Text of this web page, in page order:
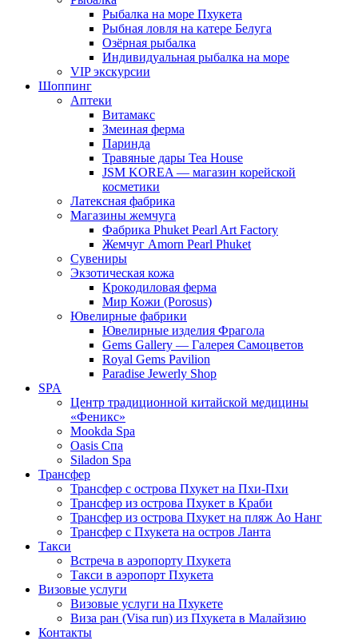
Рыбалка на море Пхукета
Рыбная ловля на катере Белуга
Озёрная рыбалка
Индивидуальная рыбалка на море
VIP экскурсии
Шоппинг
Аптеки
Витамакс
Змеиная ферма
Паринда
Травяные дары Tea House
JSM KOREA — магазин корейской
косметики
Латексная фабрика
Магазины жемчуга
Фабрика Phuket Pearl Art Factory
Жемчуг Amorn Pearl Phuket
Сувениры
Экзотическая кожа
Крокодиловая ферма
Мир Кожи (Porosus)
Ювелирные фабрики
Ювелирные изделия Фрагола
Gems Gallery — Галерея Самоцветов
Royal Gems Pavilion
Paradise Jewerly Shop
SPA
Центр традиционной китайской медицины
«Феникс»
Mookda Spa
Oasis Спа
Siladon Spa
Трансфер
Трансфер с острова Пхукет на Пхи-Пхи
Трансфер из острова Пхукет в Краби
Трансфер из острова Пхукет на пляж Ао Нанг
Трансфер с Пхукета на остров Ланта
Такси
Встреча в аэропорту Пхукета
Такси в аэропорт Пхукета
Визовые услуги
Визовые услуги на Пхукете
Виза ран (Visa run) из Пхукета в Малайзию
Контакты